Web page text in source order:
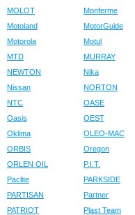
MOLOT
Monferme
Motoland
MotorGuide
Motorola
Motul
MTD
MURRAY
NEWTON
Nika
Nissan
NORTON
NTC
OASE
Oasis
OEST
Oklima
OLEO-MAC
ORBIS
Oregon
ORLEN OIL
P.I.T.
Paclite
PARKSIDE
PARTISAN
Partner
PATRIOT
Plast Team